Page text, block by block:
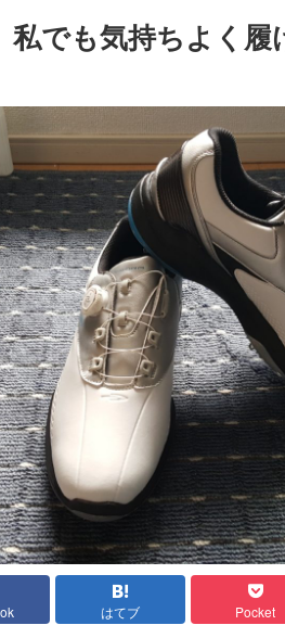
でも気持ちよく履
はてブ Pocket